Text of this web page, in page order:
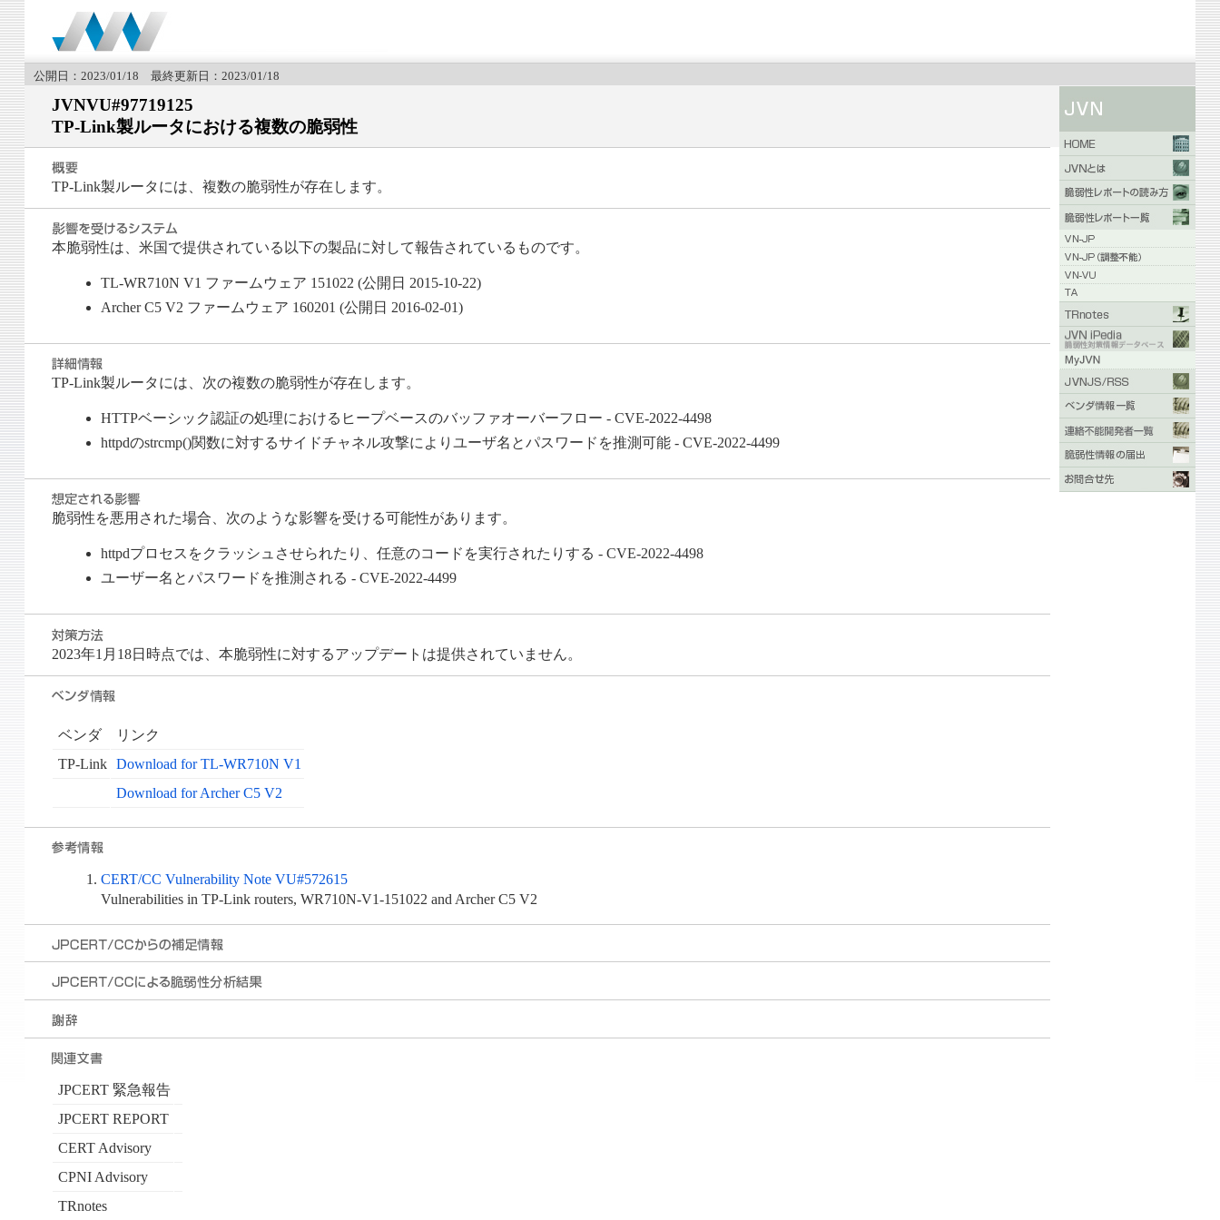
公開日：2023/01/18 最終更新日：2023/01/18
JVNVU#97719125
TP-Link製ルータにおける複数の脆弱性
TP-Link製ルータには、複数の脆弱性が存在します。
本脆弱性は、米国で提供されている以下の製品に対して報告されているものです。
TL-WR710N V1 ファームウェア 151022 (公開日 2015-10-22)
Archer C5 V2 ファームウェア 160201 (公開日 2016-02-01)
TP-Link製ルータには、次の複数の脆弱性が存在します。
HTTPベーシック認証の処理におけるヒープベースのバッファオーバーフロー - CVE-2022-4498
httpdのstrcmp()関数に対するサイドチャネル攻撃によりユーザ名とパスワードを推測可能 - CVE-2022-4499
脆弱性を悪用された場合、次のような影響を受ける可能性があります。
httpdプロセスをクラッシュさせられたり、任意のコードを実行されたりする - CVE-2022-4498
ユーザー名とパスワードを推測される - CVE-2022-4499
2023年1月18日時点では、本脆弱性に対するアップデートは提供されていません。
ベンダ
リンク
TP-Link Download for TL-WR710N V1
Download for Archer C5 V2
CERT/CC Vulnerability Note VU#572615
Vulnerabilities in TP-Link routers, WR710N-V1-151022 and Archer C5 V2
JPCERT 緊急報告
JPCERT REPORT
CERT Advisory
CPNI Advisory
TRnotes